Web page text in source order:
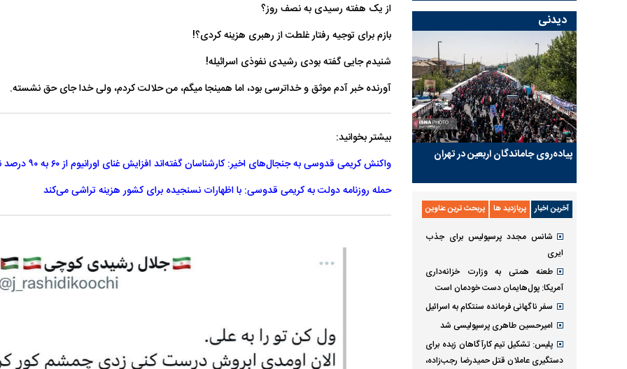
‌از یک هفته رسیدی به نصف روز؟
‌بازم برای توجیه رفتار غلطت از رهبری هزینه کردی؟!
‌شنیدم جایی گفته بودی رشیدی نفوذی اسرائیله!‌
آورنده خبر آدم موثق و خداترسی بود، اما همینجا میگم، من حلالت کردم، ولی خدا جای حق نشسته.
بیشتر بخوانید:
واکنش کریمی قدوسی به جنجال‌های اخیر: کارشناسان گفته‌اند افزایش غنای اورانیوم از ۶۰ به ۹۰ درصد نصف روز زمان می‌برد
حمله روزنامه دولت به کریمی قدوسی: با اظهارات نسنجیده برای کشور هزینه تراشی می‌کند
دیدنی
پیاده‌روی جاماندگان اربعین در تهران
آخرین اخبار پربازدید ها پربحث ترین عناوین
شانس مجدد پرسپولیس برای جذب
ایری
طعنه همتی به وزارت خزانه‌داری
آمریکا: پول‌هایمان دست خودمان است
سفر ناگهانی فرمانده سنتکام به اسرائیل
امیرحسین طاهری پرسپولیسی شد
پلیس: تشکیل تیم کارآگاهان زبده برای
دستگیری عاملان قتل حمیدرضا رجب‌زاده،